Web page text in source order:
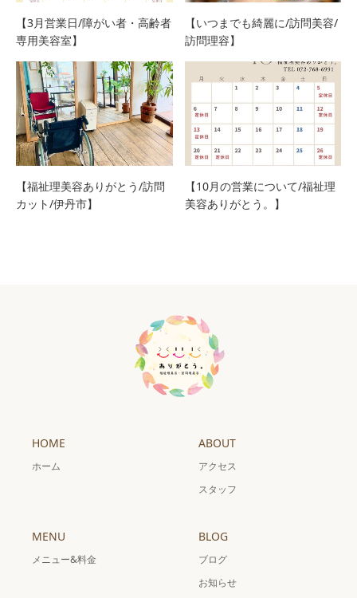
【3月営業日/障がい者・高齢者
専用美容室】
【いつまでも綺麗に/訪問美容/
訪問理容】
【福祉理美容ありがとう/訪問
カット/伊丹市】
【10月の営業について/福祉理
美容ありがとう。】
HOME
ホーム
ABOUT
アクセス
スタッフ
MENU
メニュー&料金
BLOG
ブログ
お知らせ